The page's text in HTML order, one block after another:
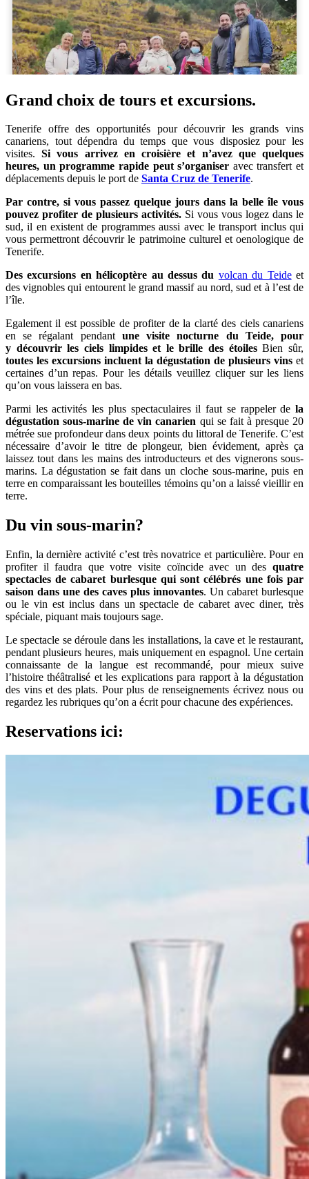
Grand choix de tours et excursions.
Tenerife offre des opportunités pour découvrir les grands vins
canariens, tout dépendra du temps que vous disposiez pour les
visites. Si vous arrivez en croisière et n’avez que quelques
heures, un programme rapide peut s’organiser avec transfert et
déplacements depuis le port de Santa Cruz de Tenerife.
Par contre, si vous passez quelque jours dans la belle île vous
pouvez profiter de plusieurs activités. Si vous vous logez dans le
sud, il en existent de programmes aussi avec le transport inclus qui
vous permettront découvrir le patrimoine culturel et oenologique de
Tenerife.
Des excursions en hélicoptère au dessus du volcan du Teideet
des vignobles qui entourent le grand massif au nord, sud et à l’est de
l’île.
Egalement il est possible de profiter de la clarté des ciels canariens
en se régalant pendant une visite nocturne du Teide, pour
y découvrirles ciels limpides et le brille des étoilesBien sûr,
toutes les excursions incluent la dégustation de plusieurs vins et
certaines d’un repas. Pour les détails veuillez cliquer sur les liens
qu’on vous laissera en bas.
Parmi les activités les plus spectaculaires il faut se rappeler de la
dégustation sous-marine de vin canarien qui se fait à presque 20
métrée sue profondeur dans deux points du littoral de Tenerife. C’est
nécessaire d’avoir le titre de plongeur, bien évidement, après ça
laissez tout dans les mains des introducteurs et des vignerons sous-
marins. La dégustation se fait dans un cloche sous-marine, puis en
terre en comparaissant les bouteilles témoins qu’on a laissé vieillir en
terre.
Du vin sous-marin?
Enfin, la dernière activité c’est très novatrice et particulière. Pour en
profiter il faudra que votre visite coïncide avec un des quatre
spectacles de cabaret burlesque qui sont célébrés une fois par
saison dans une des caves plus innovantes. Un cabaret burlesque
ou le vin est inclus dans un spectacle de cabaret avec diner, très
spéciale, piquant mais toujours sage.
Le spectacle se déroule dans les installations, la cave et le restaurant,
pendant plusieurs heures, mais uniquement en espagnol. Une certain
connaissante de la langue est recommandé, pour mieux suive
l’histoire théâtralisé et les explications para rapport à la dégustation
des vins et des plats. Pour plus de renseignements écrivez nous ou
regardez les rubriques qu’on a écrit pour chacune des expériences.
Reservations ici: